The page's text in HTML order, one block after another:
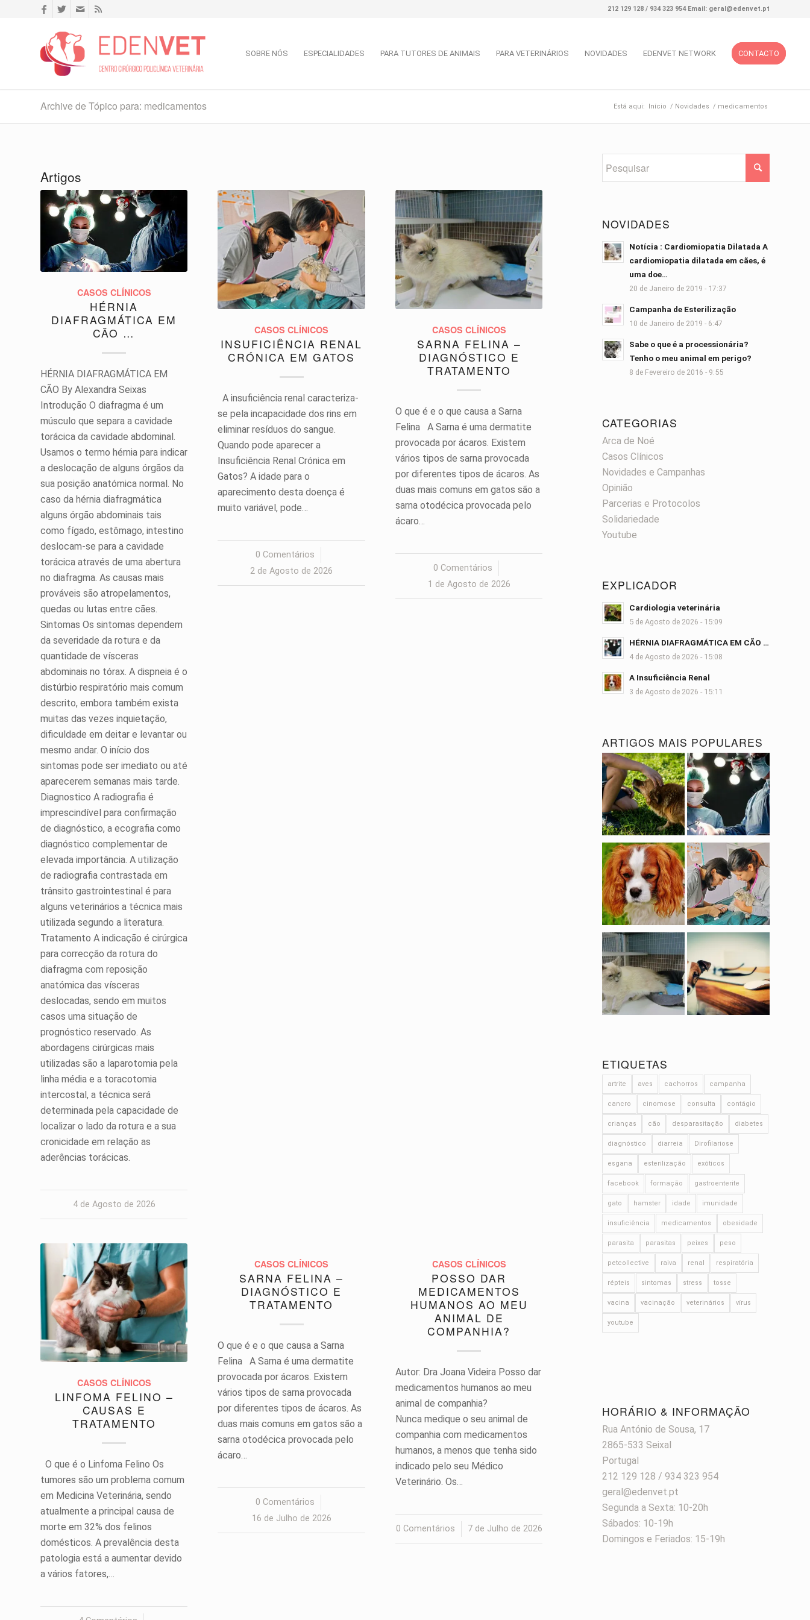
212 129 128 / 934 323 954 Email: geral@edenvet.pt
SOBRE NÓS ESPECIALIDADES PARA TUTORES DE ANIMAIS PARA VETERINÁRIOS NOVIDADES EDENVET NETWORK CONTACTO
Archive de Tópico para: medicamentos Está aqui: Início / Novidades / medicamentos
Artigos
CASOS CLÍNICOS
HÉRNIA
DIAFRAGMÁTICA EM
CÃO …
HÉRNIA DIAFRAGMÁTICA EM
CÃO By Alexandra Seixas
Introdução O diafragma é um
músculo que separa a cavidade
torácica da cavidade abdominal.
Usamos o termo hérnia para indicar
a deslocação de alguns órgãos da
sua posição anatómica normal. No
caso da hérnia diafragmática
alguns órgão abdominais tais
como fígado, estômago, intestino
deslocam-se para a cavidade
torácica através de uma abertura
no diafragma. As causas mais
prováveis são atropelamentos,
quedas ou lutas entre cães.
Sintomas Os sintomas dependem
da severidade da rotura e da
quantidade de vísceras
abdominais no tórax. A dispneia é o
distúrbio respiratório mais comum
descrito, embora também exista
muitas das vezes inquietação,
dificuldade em deitar e levantar ou
mesmo andar. O início dos
sintomas pode ser imediato ou até
aparecerem semanas mais tarde.
Diagnostico A radiografia é
imprescindível para confirmação
de diagnóstico, a ecografia como
diagnóstico complementar de
elevada importância. A utilização
de radiografia contrastada em
trânsito gastrointestinal é para
alguns veterinários a técnica mais
utilizada segundo a literatura.
Tratamento A indicação é cirúrgica
para correcção da rotura do
diafragma com reposição
anatómica das vísceras
deslocadas, sendo em muitos
casos uma situação de
prognóstico reservado. As
abordagens cirúrgicas mais
utilizadas são a laparotomia pela
linha média e a toracotomia
intercostal, a técnica será
determinada pela capacidade de
localizar o lado da rotura e a sua
cronicidade em relação as
aderências torácicas.
4 de Agosto de 2026
CASOS CLÍNICOS
INSUFICIÊNCIA RENAL
CRÓNICA EM GATOS
A insuficiência renal caracteriza-
se pela incapacidade dos rins em
eliminar resíduos do sangue.
Quando pode aparecer a
Insuficiência Renal Crónica em
Gatos? A idade para o
aparecimento desta doença é
muito variável, pode…
0 Comentários
/
2 de Agosto de 2026
CASOS CLÍNICOS
SARNA FELINA –
DIAGNÓSTICO E
TRATAMENTO
O que é e o que causa a Sarna
Felina A Sarna é uma dermatite
provocada por ácaros. Existem
vários tipos de sarna provocada
por diferentes tipos de ácaros. As
duas mais comuns em gatos são a
sarna otodécica provocada pelo
ácaro…
0 Comentários
/
1 de Agosto de 2026
CASOS CLÍNICOS
LINFOMA FELINO –
CAUSAS E
TRATAMENTO
O que é o Linfoma Felino Os
tumores são um problema comum
em Medicina Veterinária, sendo
atualmente a principal causa de
morte em 32% dos felinos
domésticos. A prevalência desta
patologia está a aumentar devido
a vários fatores,…
CASOS CLÍNICOS
SARNA FELINA –
DIAGNÓSTICO E
TRATAMENTO
O que é e o que causa a Sarna
Felina A Sarna é uma dermatite
provocada por ácaros. Existem
vários tipos de sarna provocada
por diferentes tipos de ácaros. As
duas mais comuns em gatos são a
sarna otodécica provocada pelo
ácaro…
0 Comentários
/
16 de Julho de 2026
CASOS CLÍNICOS
POSSO DAR
MEDICAMENTOS
HUMANOS AO MEU
ANIMAL DE
COMPANHIA?
Autor: Dra Joana Videira Posso dar
medicamentos humanos ao meu
animal de companhia?
Nunca medique o seu animal de
companhia com medicamentos
humanos, a menos que tenha sido
indicado pelo seu Médico
Veterinário. Os…
0 Comentários
/ 7 de Julho de 2026
NOVIDADES
Notícia : Cardiomiopatia Dilatada A
cardiomiopatia dilatada em cães, é
uma doe…
20 de Janeiro de 2019 - 17:37
Campanha de Esterilização
10 de Janeiro de 2019 - 6:47
Sabe o que é a processionária?
Tenho o meu animal em perigo?
8 de Fevereiro de 2016 - 9:55
CATEGORIAS
Arca de Noé
Casos Clínicos
Novidades e Campanhas
Opinião
Parcerias e Protocolos
Solidariedade
Youtube
EXPLICADOR
Cardiologia veterinária
5 de Agosto de 2026 - 15:09
HÉRNIA DIAFRAGMÁTICA EM CÃO …
4 de Agosto de 2026 - 15:08
A Insuficiência Renal
3 de Agosto de 2026 - 15:11
ARTIGOS MAIS POPULARES
ETIQUETAS
artrite aves cachorros campanha
cancro cinomose consulta contágio
crianças cão desparasitação diabetes
diagnóstico diarreia Dirofilariose
esgana esterilização exóticos
facebook formação gastroenterite
gato hamster idade imunidade
insuficiência medicamentos obesidade
parasita parasitas peixes peso
petcollective raiva renal respiratória
répteis sintomas stress tosse
vacina vacinação veterinários vírus
youtube
HORÁRIO & INFORMAÇÃO
Rua António de Sousa, 17
2865-533 Seixal
Portugal
212 129 128 / 934 323 954
geral@edenvet.pt
Segunda a Sexta: 10-20h
Sábados: 10-19h
Domingos e Feriados: 15-19h